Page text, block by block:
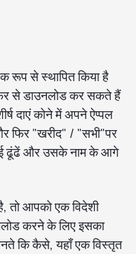
रूप से स्थापित किया है
से डाउनलोड कर सकते हैं
दाएं कोने में अपने ऐप्पल
फिर "खरीद" / "सभी"पर
ढूंढें और उसके नाम के आगे
तो आपको एक विदेशी
करने के लिए इसका
कि कैसे, यहाँ एक विस्तृत